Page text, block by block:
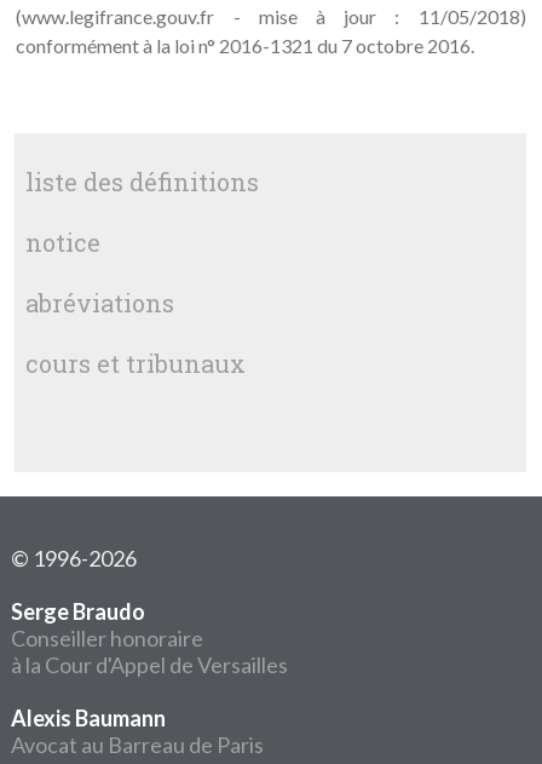
(www.legifrance.gouv.fr - mise à jour : 11/05/2018)
conformément à la loi n° 2016-1321 du 7 octobre 2016.
liste des définitions
notice
abréviations
cours et tribunaux
© 1996-2026
Serge Braudo
Conseiller honoraire
à la Cour d'Appel de Versailles
Alexis Baumann
Avocat au Barreau de Paris